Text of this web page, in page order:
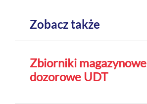
Zobacz także
Zbiorniki magazynowe
dozorowe UDT